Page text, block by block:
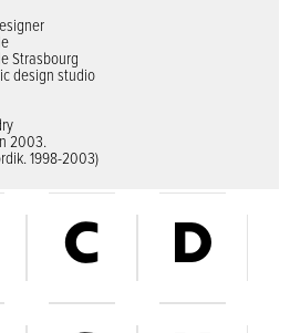
Strasbourg
design studio
2003.
1998-2003)
C D